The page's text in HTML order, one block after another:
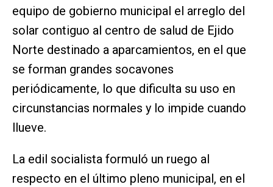
equipo de gobierno municipal el arreglo del
solar contiguo al centro de salud de Ejido
Norte destinado a aparcamientos, en el que
se forman grandes socavones
periódicamente, lo que dificulta su uso en
circunstancias normales y lo impide cuando
llueve.
La edil socialista formuló un ruego al
respecto en el último pleno municipal, en el